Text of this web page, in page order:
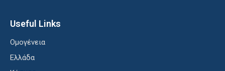
Useful Links
Ομογένεια
Ελλάδα